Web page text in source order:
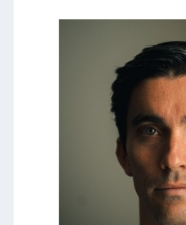
e
h
t
a
t
f
e
m
d
u
l
e
i